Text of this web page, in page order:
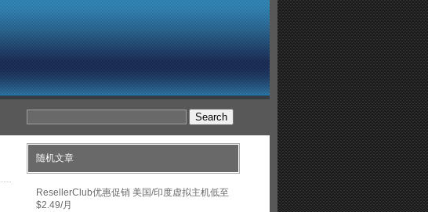
随机文章
ResellerClub优惠促销 美国/印度虚拟主机低至
$2.49/月